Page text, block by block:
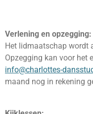
Verlening en opzegging:
Het lidmaatschap wordt
Opzegging kan voor het
info@charlottes-
maand nog in rekening